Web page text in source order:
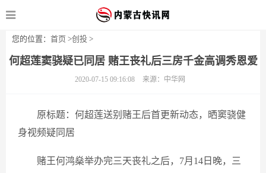
您的位置： 首页 >创投 >
何超莲窦骁疑已同居 赌王丧礼后三房千金高调秀恩爱
2020-07-15 09:16:08 来源：中华网
原标题：何超莲送别赌王后首更新动态，晒窦骁健
身视频疑同居
赌王何鸿燊举办完三天丧礼之后，7月14日晚，三